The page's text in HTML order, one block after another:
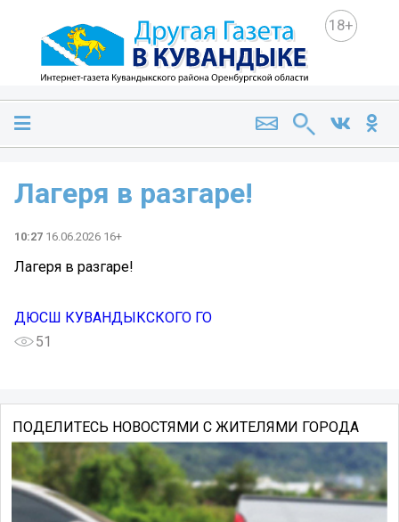
18+
Лагеря в разгаре!
10:27 16.06.2026 16+
Лагеря в разгаре!
ДЮСШ КУВАНДЫКСКОГО ГО
51
ПОДЕЛИТЕСЬ НОВОСТЯМИ С ЖИТЕЛЯМИ ГОРОДА